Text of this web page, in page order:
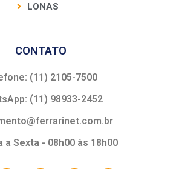
LONAS
CONTATO
(11) 2105-7500
(11) 98933-2452
a Sexta - 08h00 às 18h00